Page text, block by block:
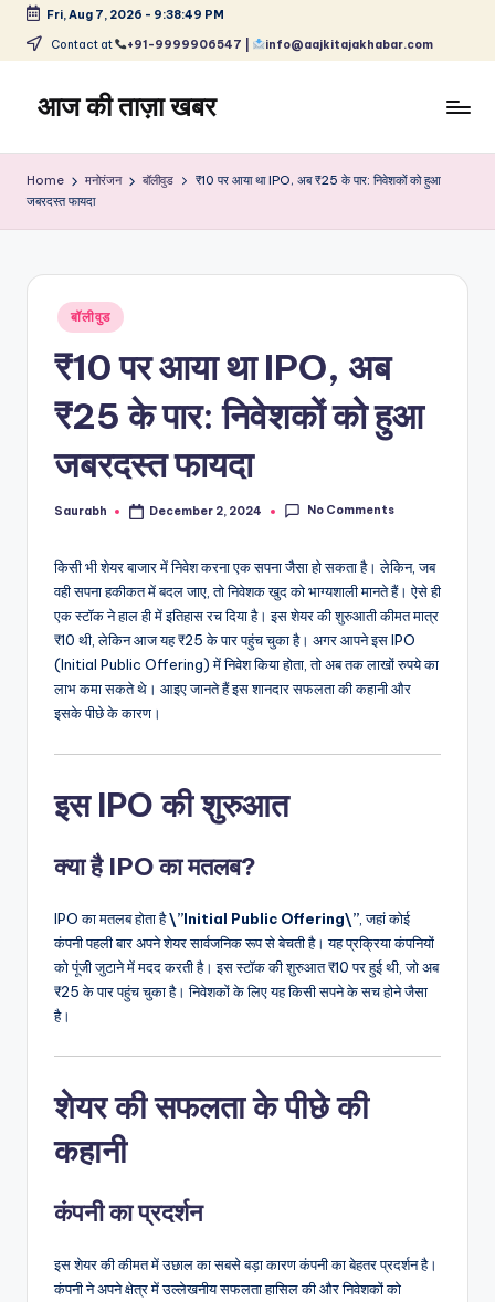
Skip
content
Fri, Aug 7, 2026 - 9:38:49 PM
Contact at +91-9999906547 | info@aajkitajakhabar.com
आज की ताज़ा खबर
खेल,
और
Home मनोरंजन बॉलीवुड
₹10 पर आया था IPO, अब ₹25 के पार: निवेशकों को हुआ
जबरदस्त फायदा
Posted
in
बॉलीवुड
₹10 पर आया था IPO, अब
₹25 के पार: निवेशकों को हुआ
जबरदस्त फायदा
Posted
Saurabh December 2, 2024 No Comments
किसी भी शेयर बाजार में निवेश करना एक सपना जैसा हो सकता है। लेकिन, जब
वही सपना हकीकत में बदल जाए, तो निवेशक खुद को भाग्यशाली मानते हैं। ऐसे ही
एक स्टॉक ने हाल ही में इतिहास रच दिया है। इस शेयर की शुरुआती कीमत मात्र
₹10 थी, लेकिन आज यह ₹25 के पार पहुंच चुका है। अगर आपने इस IPO
(Initial Public Offering) में निवेश किया होता, तो अब तक लाखों रुपये का
लाभ कमा सकते थे। आइए जानते हैं इस शानदार सफलता की कहानी और
इसके पीछे के कारण।
इस IPO की शुरुआत
क्या है IPO का मतलब?
IPO का मतलब होता है\”Initial Public Offering\” , जहां कोई
कंपनी पहली बार अपने शेयर सार्वजनिक रूप से बेचती है। यह प्रक्रिया कंपनियों
को पूंजी जुटाने में मदद करती है। इस स्टॉक की शुरुआत ₹10 पर हुई थी, जो अब
₹25 के पार पहुंच चुका है। निवेशकों के लिए यह किसी सपने के सच होने जैसा
है।
शेयर की सफलता के पीछे की
कहानी
कंपनी का प्रदर्शन
इस शेयर की कीमत में उछाल का सबसे बड़ा कारण कंपनी का बेहतर प्रदर्शन है।
कंपनी ने अपने क्षेत्र में उल्लेखनीय सफलता हासिल की और निवेशकों को